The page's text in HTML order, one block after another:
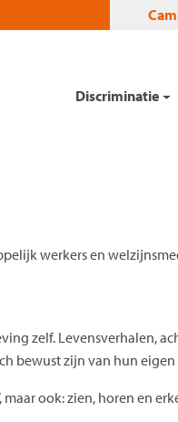
Discriminatie
werkers en
zelf. Levensverhalen,
bewust zijn van hun
ook: zien, horen en